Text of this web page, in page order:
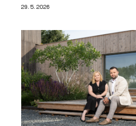
29. 5. 2026